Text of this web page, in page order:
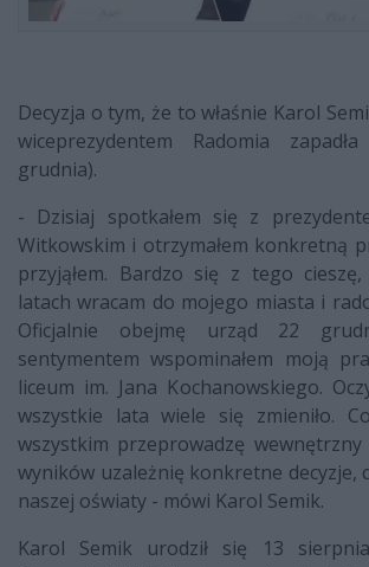
Decyzja o tym, że to właśnie Karol
wiceprezydentem Radomia
grudnia).
- Dzisiaj spotkałem się z
Witkowskim i otrzymałem konkretną
przyjąłem. Bardzo się z tego
latach wracam do mojego miasta i
Oficjalnie obejmę urząd 22
sentymentem wspominałem moją
liceum im. Jana Kochanowskiego.
wszystkie lata wiele się zmieniło.
wszystkim przeprowadzę
wyników uzależnię konkretne decyzje,
naszej oświaty - mówi Karol Semik.
Karol Semik urodził się 13